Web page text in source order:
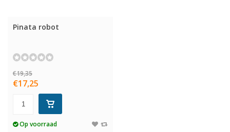
Pinata robot
€19,35
€17,25
Op voorraad